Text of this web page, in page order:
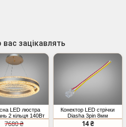
зацікавлять
LED люстра
2 кільця 140Вт
7700Лм
7680 ₴
Конектор LED стрічки
Diasha 3pin 8мм
прозорий IDC
14 ₴